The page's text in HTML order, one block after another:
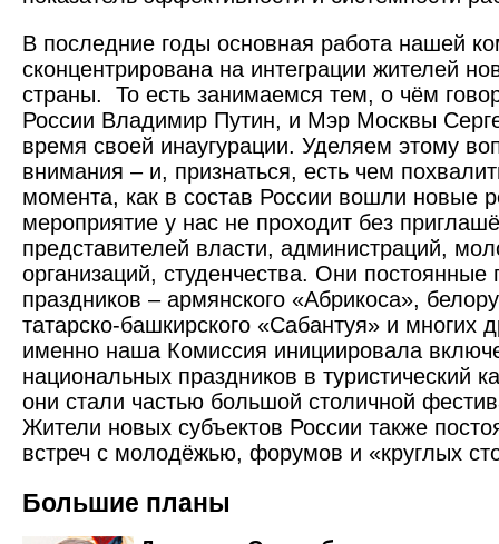
В последние годы основная работа нашей
сконцентрирована на интеграции жителей
страны. То есть занимаемся тем, о чём
России Владимир Путин, и Мэр Москвы
время своей инаугурации. Уделяем этому
внимания – и, признаться, есть чем
момента, как в состав России вошли новые
мероприятие у нас не проходит без
представителей власти, администраций,
организаций, студенчества. Они постоянные
праздников – армянского «Абрикоса»,
татарско-башкирского «Сабантуя» и многих
именно наша Комиссия инициировала
национальных праздников в туристический
они стали частью большой столичной
Жители новых субъектов России также
встреч с молодёжью, форумов и «круглых
Большие планы